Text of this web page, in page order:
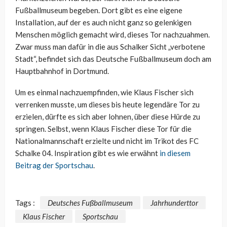
Fußballmuseum begeben. Dort gibt es eine eigene
Installation, auf der es auch nicht ganz so gelenkigen
Menschen möglich gemacht wird, dieses Tor nachzuahmen.
Zwar muss man dafür in die aus Schalker Sicht „verbotene
Stadt“, befindet sich das Deutsche Fußballmuseum doch am
Hauptbahnhof in Dortmund.
Um es einmal nachzuempfinden, wie Klaus Fischer sich
verrenken musste, um dieses bis heute legendäre Tor zu
erzielen, dürfte es sich aber lohnen, über diese Hürde zu
springen. Selbst, wenn Klaus Fischer diese Tor für die
Nationalmannschaft erzielte und nicht im Trikot des FC
Schalke 04. Inspiration gibt es wie erwähnt in diesem
Beitrag der Sportschau.
Tags : Deutsches Fußballmuseum
Jahrhunderttor
Klaus Fischer
Sportschau